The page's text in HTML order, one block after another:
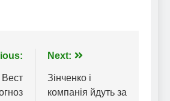
Next:
Зінченко і
компанія йдуть за